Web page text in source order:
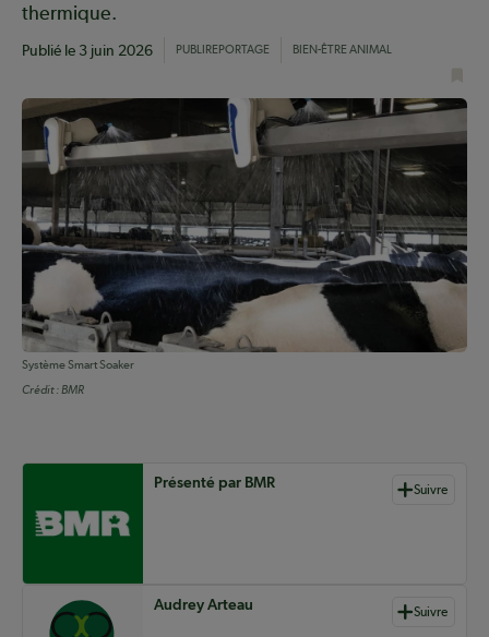
thermique.
Publié le 3 juin 2026 PUBLIREPORTAGE BIEN-ÊTRE ANIMAL
Système Smart Soaker
Crédit :BMR
Auteurs de contenu
Présenté par BMR Suivre
Audrey Arteau Suivre